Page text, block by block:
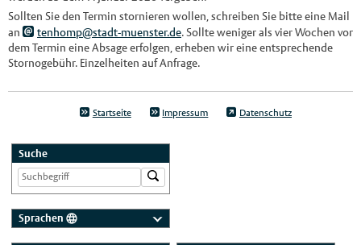
Sollten Sie den Termin stornieren wollen, schreiben Sie bitte eine Mail
an
tenhomp@stadt-muenster.de. Sollte weniger als vier Wochen vor
dem Termin eine Absage erfolgen, erheben wir eine entsprechende
Stornogebühr. Einzelheiten auf Anfrage.
Startseite Impressum Datenschutz
Suche
Sprachen